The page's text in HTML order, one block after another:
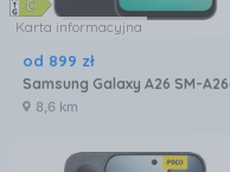
Karta informacyjna
od 899 zł
8,6 km